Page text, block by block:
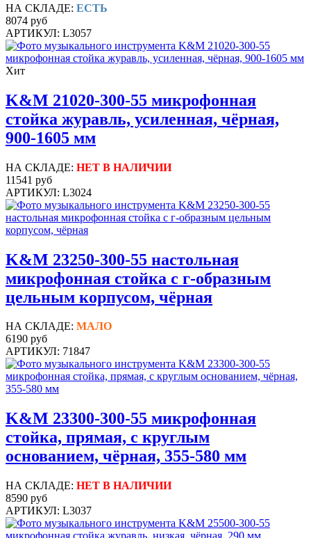
НА СКЛАДЕ: ЕСТЬ
8074 руб
АРТИКУЛ: L3057
Хит
K&M 21020-300-55 микрофонная
стойка журавль, усиленная, чёрная,
900-1605 мм
НА СКЛАДЕ: НЕТ В НАЛИЧИИ
11541 руб
АРТИКУЛ: L3024
K&M 23250-300-55 настольная
микрофонная стойка с г-образным
цельным корпусом, чёрная
НА СКЛАДЕ: МАЛО
6190 руб
АРТИКУЛ: 71847
K&M 23300-300-55 микрофонная
стойка, прямая, с круглым
основанием, чёрная, 355-580 мм
НА СКЛАДЕ: НЕТ В НАЛИЧИИ
8590 руб
АРТИКУЛ: L3037